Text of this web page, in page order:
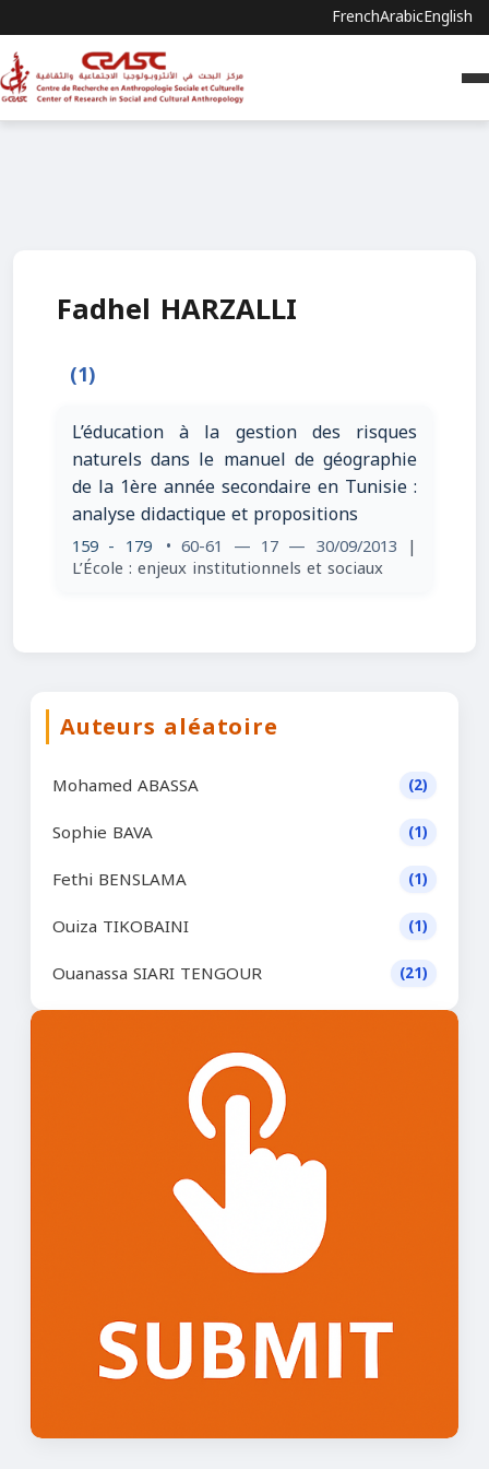
FrenchArabicEnglish
Fadhel HARZALLI
(1)
L’éducation à la gestion des risques
naturels dans le manuel de géographie
de la 1ère année secondaire en Tunisie :
analyse didactique et propositions
159 - 179 • 60-61 — 17 — 30/09/2013 |
L’École : enjeux institutionnels et sociaux
Auteurs aléatoire
Mohamed ABASSA (2)
Sophie BAVA (1)
Fethi BENSLAMA (1)
Ouiza TIKOBAINI (1)
Ouanassa SIARI TENGOUR (21)